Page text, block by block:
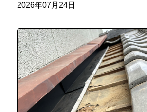
2026年07月24日